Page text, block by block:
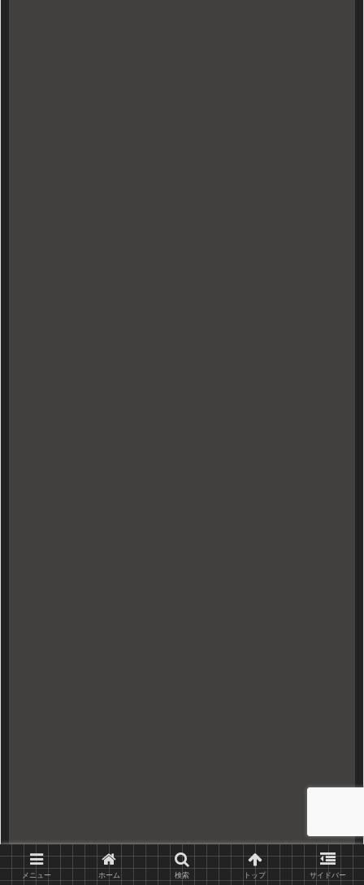
メニュー ホーム 検索 トップ サイドバー